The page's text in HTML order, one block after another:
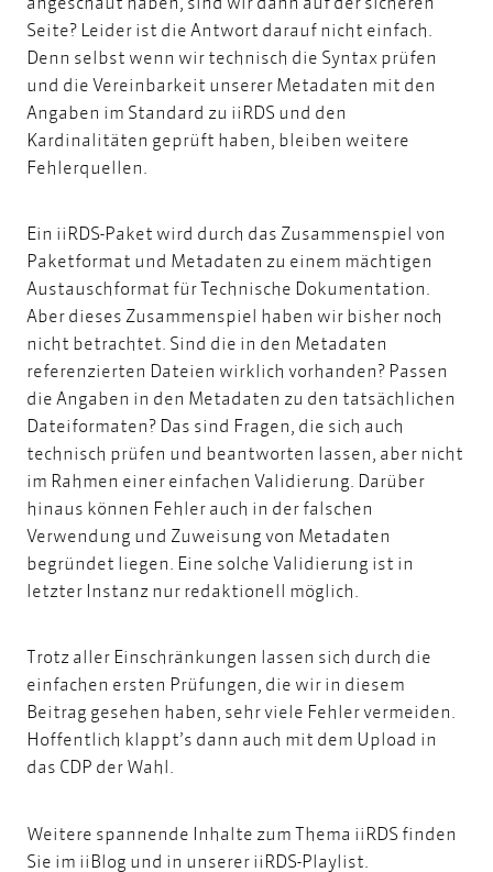
Seite? Leider ist die Antwort darauf nicht einfach.
Denn selbst wenn wir technisch die Syntax prüfen
und die Vereinbarkeit unserer Metadaten mit den
Angaben im Standard zu iiRDS und den
Kardinalitäten geprüft haben, bleiben weitere
Fehlerquellen.
Ein iiRDS-Paket wird durch das Zusammenspiel von
Paketformat und Metadaten zu einem mächtigen
Austauschformat für Technische Dokumentation.
Aber dieses Zusammenspiel haben wir bisher noch
nicht betrachtet. Sind die in den Metadaten
referenzierten Dateien wirklich vorhanden? Passen
die Angaben in den Metadaten zu den tatsächlichen
Dateiformaten? Das sind Fragen, die sich auch
technisch prüfen und beantworten lassen, aber nicht
im Rahmen einer einfachen Validierung. Darüber
hinaus können Fehler auch in der falschen
Verwendung und Zuweisung von Metadaten
begründet liegen. Eine solche Validierung ist in
letzter Instanz nur redaktionell möglich.
Trotz aller Einschränkungen lassen sich durch die
einfachen ersten Prüfungen, die wir in diesem
Beitrag gesehen haben, sehr viele Fehler vermeiden.
Hoffentlich klappt’s dann auch mit dem Upload in
das CDP der Wahl.
Weitere spannende Inhalte zum Thema iiRDS finden
Sie im iiBlog und in unsereriiRDS-Playlist